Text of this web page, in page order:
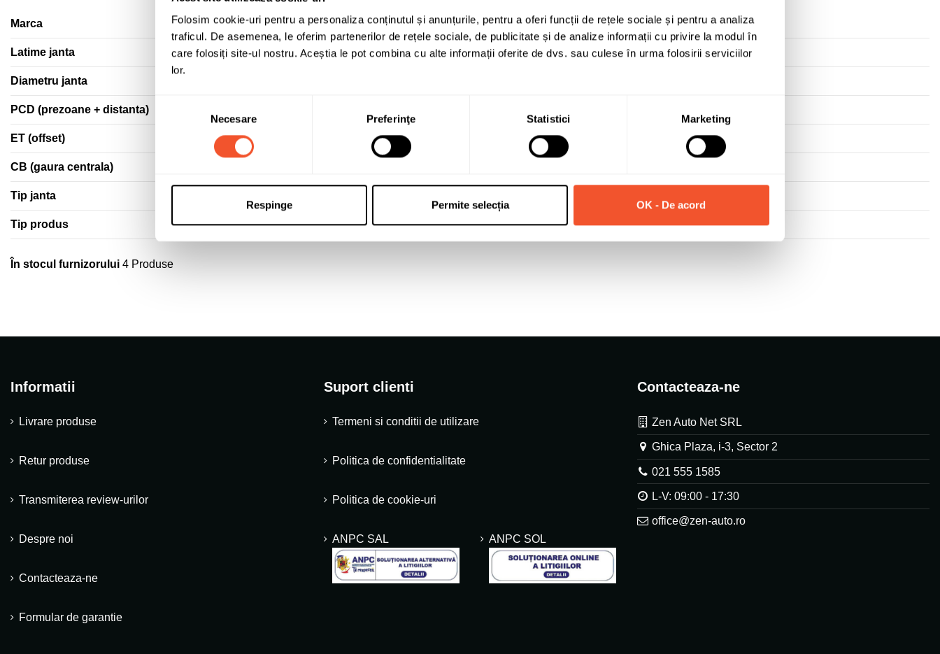
Folosim cookie-uri pentru a personaliza conținutul și anunțurile, pentru a oferi funcții de rețele sociale și pentru a analiza
traficul. De asemenea, le oferim partenerilor de rețele sociale, de publicitate și de analize informații cu privire la modul în
care folosiți site-ul nostru. Aceștia le pot combina cu alte informații oferite de dvs. sau culese în urma folosirii serviciilor
lor.
consimțământului
Necesare Preferinţe Statistici Marketing
Respinge Permite selecția OK - De acord
Marca DOTZ
Latime janta 8
Diametru janta
PCD (prezoane + distanta)
ET (offset)
CB (gaura centrala)
Tip janta
Tip produs Jante auto
În stocul furnizorului 4 Produse
Informatii
Livrare produse
Retur produse
Transmiterea review-urilor
Despre noi
Contacteaza-ne
Formular de garantie
Suport clienti
Termeni si conditii de utilizare
Politica de confidentialitate
Politica de cookie-uri
ANPC SAL ANPC SOL
Contacteaza-ne
Zen Auto Net SRL
Ghica Plaza, i-3, Sector 2
021 555 1585
L-V: 09:00 - 17:30
office@zen-auto.ro